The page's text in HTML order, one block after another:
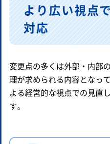
より広い視点
対応
変更点の多くは外部・内部
理が求められる内容となっ
よる経営的な視点での見直
す。